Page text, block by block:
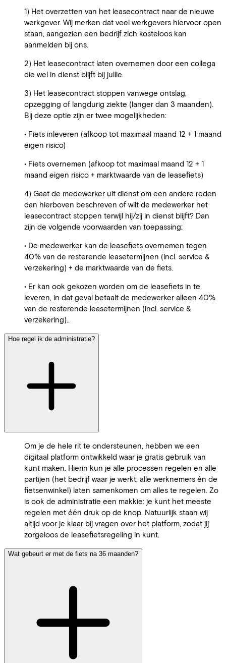
1) Het overzetten van het leasecontract naar de nieuwe
werkgever. Wij merken dat veel werkgevers hiervoor open
staan, aangezien een bedrijf zich kosteloos kan
aanmelden bij ons.
2) Het leasecontract laten overnemen door een collega
die wel in dienst blijft bij jullie.
3) Het leasecontract stoppen vanwege ontslag,
opzegging of langdurig ziekte (langer dan 3 maanden).
Bij deze optie zijn er twee mogelijkheden:
• Fiets inleveren (afkoop tot maximaal maand 12 + 1 maand
eigen risico)
• Fiets overnemen (afkoop tot maximaal maand 12 + 1
maand eigen risico + marktwaarde van de leasefiets)
4) Gaat de medewerker uit dienst om een andere reden
dan hierboven beschreven of wilt de medewerker het
leasecontract stoppen terwijl hij/zij in dienst blijft? Dan
zijn de volgende voorwaarden van toepassing:
• De medewerker kan de leasefiets overnemen tegen
40% van de resterende leasetermijnen (incl. service &
verzekering) + de marktwaarde van de fiets.
• Er kan ook gekozen worden om de leasefiets in te
leveren, in dat geval betaalt de medewerker alleen 40%
van de resterende leasetermijnen (incl. service &
verzekering)..
Hoe regel ik de administratie?
Om je de hele rit te ondersteunen, hebben we een
digitaal platform ontwikkeld waar je gratis gebruik van
kunt maken. Hierin kun je alle processen regelen en alle
partijen (het bedrijf waar je werkt, alle werknemers én de
fietsenwinkel) laten samenkomen om alles te regelen. Zo
is ook de administratie een makkie: je kunt het meeste
regelen met één druk op de knop. Natuurlijk staan wij
altijd voor je klaar bij vragen over het platform, zodat jij
zorgeloos de leasefietsregeling in kunt.
Wat gebeurt er met de fiets na 36 maanden?